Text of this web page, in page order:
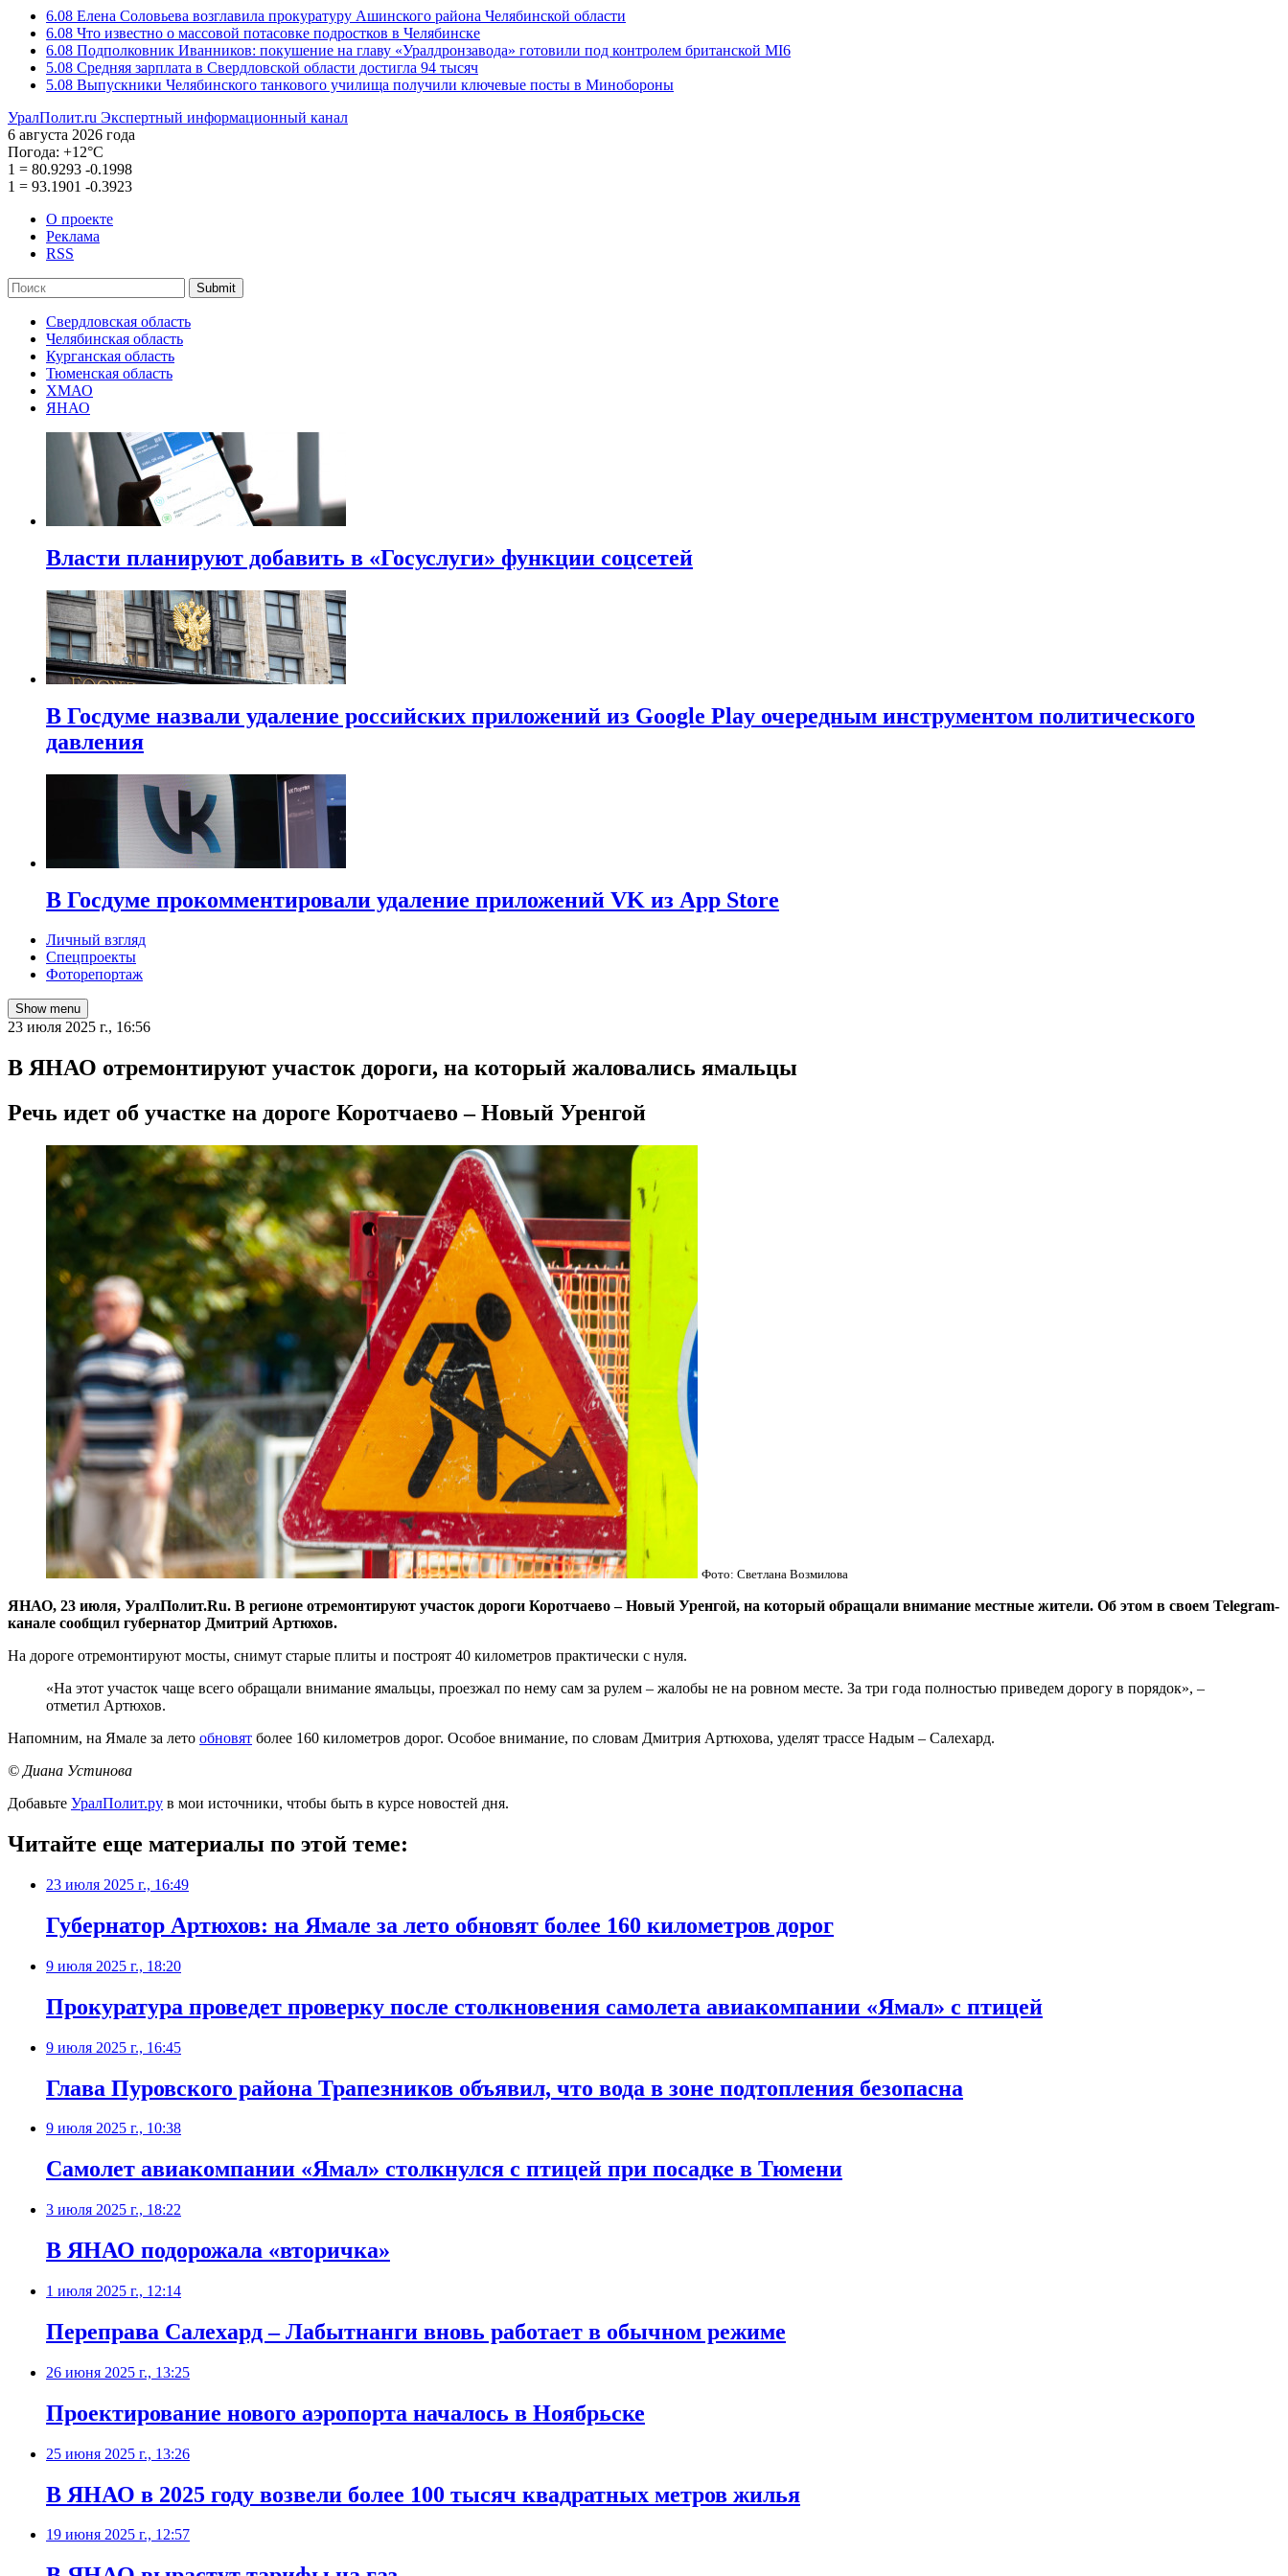
6.08 Елена Соловьева возглавила прокуратуру Ашинского района Челябинской области
6.08 Что известно о массовой потасовке подростков в Челябинске
6.08 Подполковник Иванников: покушение на главу «Уралдронзавода» готовили под контролем британской MI6
5.08 Средняя зарплата в Свердловской области достигла 94 тысяч
5.08 Выпускники Челябинского танкового училища получили ключевые посты в Минобороны
УралПолит.ru Экспертный информационный канал
6 августа 2026 года
Погода: +12°С
1 = 80.9293 -0.1998
1 = 93.1901 -0.3923
О проекте
Реклама
RSS
Submit
Свердловская область
Челябинская область
Курганская область
Тюменская область
ХМАО
ЯНАО
Власти планируют добавить в «Госуслуги» функции соцсетей
В Госдуме назвали удаление российских приложений из Google Play очередным инструментом политического
давления
В Госдуме прокомментировали удаление приложений VK из App Store
Личный взгляд
Спецпроекты
Фоторепортаж
Show menu
23 июля 2025 г., 16:56
В ЯНАО отремонтируют участок дороги, на который жаловались ямальцы
Речь идет об участке на дороге Коротчаево – Новый Уренгой
Фото: Светлана Возмилова
ЯНАО, 23 июля, УралПолит.Ru. В регионе отремонтируют участок дороги Коротчаево – Новый Уренгой, на который обращали внимание местные жители. Об этом в своем Telegram-
канале сообщил губернатор Дмитрий Артюхов.
На дороге отремонтируют мосты, снимут старые плиты и построят 40 километров практически с нуля.
«На этот участок чаще всего обращали внимание ямальцы, проезжал по нему сам за рулем – жалобы не на ровном месте. За три года полностью приведем дорогу в порядок», –
отметил Артюхов.
Напомним, на Ямале за лето обновят более 160 километров дорог. Особое внимание, по словам Дмитрия Артюхова, уделят трассе Надым – Салехард.
© Диана Устинова
Добавьте УралПолит.ру в мои источники, чтобы быть в курсе новостей дня.
Читайте еще материалы по этой теме:
23 июля 2025 г., 16:49
Губернатор Артюхов: на Ямале за лето обновят более 160 километров дорог
9 июля 2025 г., 18:20
Прокуратура проведет проверку после столкновения самолета авиакомпании «Ямал» с птицей
9 июля 2025 г., 16:45
Глава Пуровского района Трапезников объявил, что вода в зоне подтопления безопасна
9 июля 2025 г., 10:38
Самолет авиакомпании «Ямал» столкнулся с птицей при посадке в Тюмени
3 июля 2025 г., 18:22
В ЯНАО подорожала «вторичка»
1 июля 2025 г., 12:14
Переправа Салехард – Лабытнанги вновь работает в обычном режиме
26 июня 2025 г., 13:25
Проектирование нового аэропорта началось в Ноябрьске
25 июня 2025 г., 13:26
В ЯНАО в 2025 году возвели более 100 тысяч квадратных метров жилья
19 июня 2025 г., 12:57